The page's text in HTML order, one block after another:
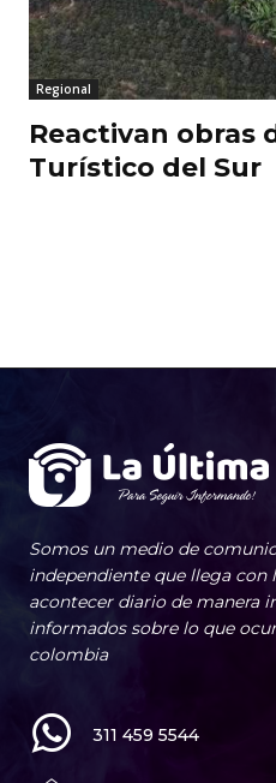
Regional
Reactivan obras
Turístico del Sur
Somos un medio de
independiente que llega con
acontecer diario de manera
informados sobre lo que
colombia
311 459 5544